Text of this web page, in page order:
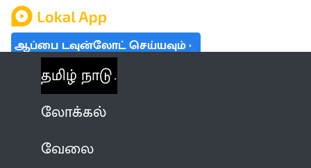
ஆப்பை டவுன்லோட் செய்யவும்
தமிழ் நாடு
லோக்கல்
வேலை